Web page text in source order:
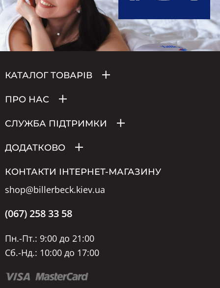
КАТАЛОГ ТОВАРІВ
ПРО НАС
СЛУЖБА ПІДТРИМКИ
ДОДАТКОВО
КОНТАКТИ ІНТЕРНЕТ-МАГАЗИНУ
shop@billerbeck.kiev.ua
(067) 258 33 58
Пн.-Пт.: 9:00 до 21:00
Сб.-Нд.: 10:00 до 17:00